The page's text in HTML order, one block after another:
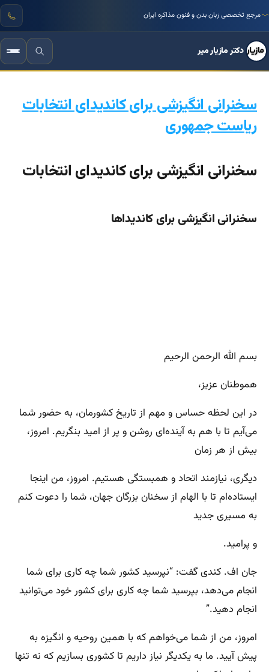
مرجع تخصصی زبان بدن و فنون مذاکره ایران
دکتر مازیار میر
سخنرانی انگیزشی برای کاندیدای انتخابات
ریاست جمهوری
سخنرانی انگیزشی برای کاندیدای انتخابات
سخنرانی انگیزشی برای کاندیداها
بسم الله الرحمن الرحیم
هموطنان عزیز،
در این لحظه حساس و مهم از تاریخ کشورمان، به حضور شما
می‌آیم تا با هم به آینده‌ای روشن و پر از امید بنگریم. امروز،
بیش از هر زمان
دیگری، نیازمند اتحاد و همبستگی هستیم. امروز، من اینجا
ایستاده‌ام تا با الهام از سخنان بزرگان جهان، شما را دعوت کنم
به مسیری جدید
و پرامید.
جان اف. کندی گفت: “نپرسید کشور شما چه کاری برای شما
انجام می‌دهد، بپرسید شما چه کاری برای کشور خود می‌توانید
انجام دهید.”
امروز، من از شما می‌خواهم که با همین روحیه و انگیزه به
پیش آیید. ما به یکدیگر نیاز داریم تا کشوری بسازیم که نه تنها